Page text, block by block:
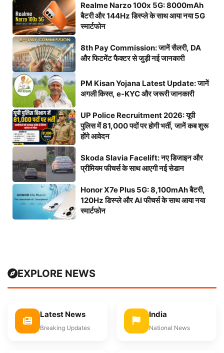
Realme Narzo 100x 5G: 8000mAh
बैटरी और 144Hz डिस्प्ले के साथ आया नया 5G
स्मार्टफोन
8th Pay Commission: जानें सैलरी, DA
और फिटमेंट फैक्टर से जुड़ी नई जानकारी
PM Kisan Yojana Latest Update: जानें
अगली किस्त, e-KYC और जरूरी जानकारी
UP Police Recruitment 2026: यूपी
पुलिस में 81,000 पदों पर होगी भर्ती, जानें कब शुरू
होंगे आवेदन
Skoda Slavia Facelift: नए डिजाइन और
प्रीमियम फीचर्स के साथ आएगी नई सेडान
Honor X7e Plus 5G: 8,100mAh बैटरी,
120Hz डिस्प्ले और AI फीचर्स के साथ आया नया
स्मार्टफोन
EXPLORE NEWS
Latest News
Breaking Updates
India
National News